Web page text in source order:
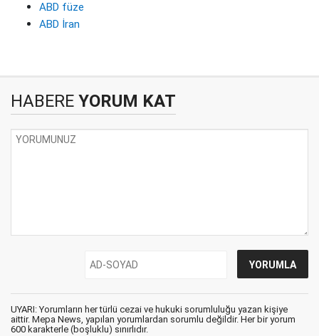
ABD füze
ABD İran
HABERE YORUM KAT
UYARI: Yorumların her türlü cezai ve hukuki sorumluluğu yazan kişiye
aittir. Mepa News, yapılan yorumlardan sorumlu değildir. Her bir yorum
600 karakterle (boşluklu) sınırlıdır.